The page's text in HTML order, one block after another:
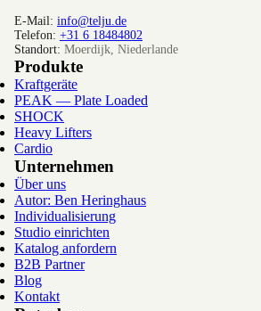
E-Mail: info@telju.de
Telefon: +31 6 18484802
Standort: Moerdijk, Niederlande
Produkte
Kraftgeräte
PEAK — Plate Loaded
SHOCK
Heavy Lifters
Cardio
Unternehmen
Über uns
Autor: Ben Heringhaus
Individualisierung
Studio einrichten
Katalog anfordern
B2B Partner
Blog
Kontakt